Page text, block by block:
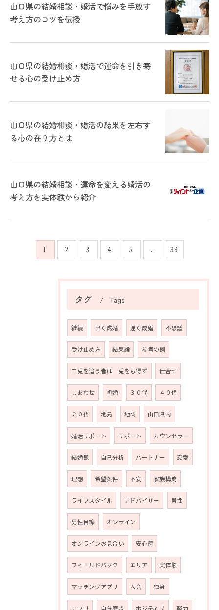
山口県の結婚相談・婚活で悩みを手放す
考え方のコツを伝授
山口県の結婚相談・婚活で運命を引き寄
せる心の受け止め方
山口県の結婚相談・婚活の結果を左右す
る心の在り方とは
山口県の結婚相談・運命を変える婚活の
考え方を実体験から紹介
1 2 3 4 5 ... 38
タグ Tags
継続 早く成婚 遅く成婚 不思議
受け止め方 結果論 参考の例
二兎を追う者は一兎をも得ず 仕合せ
しあわせ 初婚 ３０代 ４０代
２０代 地元 地域 山口県内
婚活サポート サポート カウンセラー
結婚観 自己分析 パートナー 恋愛
理想 希望条件 不安 家族構成
ライフスタイル アドバイザー 男性
男性目線 オンライン
オンラインお見合い 安心感
フィールドバック エリア 実体験
マッチングアプリ 入会 独身
アプリ 自分磨き ポジティブ 努力